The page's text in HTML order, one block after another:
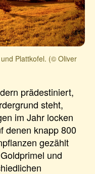
Plattkofel. (© Oliver
prädestiniert,
steht,
im Jahr locken
denen knapp 800
gezählt
und